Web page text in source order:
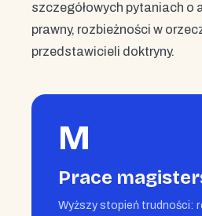
szczegółowych pytaniach o
prawny, rozbieżności w
przedstawicieli doktryny.
M
Prace
Wyższy stopień trudności: